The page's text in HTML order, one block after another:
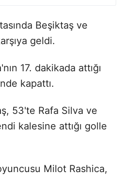
Beşiktaş ve
geldi.
17. dakikada attığı
kapattı.
53'te Rafa Silva ve
kalesine attığı golle
Milot Rashica,